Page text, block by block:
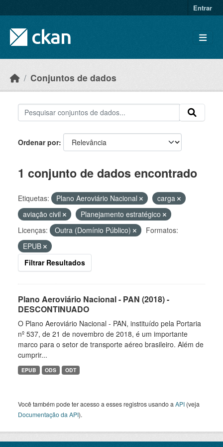
Entrar
Conjuntos de dados
Ordenar por
1 conjunto de dados encontrado
Etiquetas: Plano Aeroviário Nacional
carga
aviação civil
Planejamento estratégico
Licenças:
Outra (Domínio Público)
Formatos:
EPUB
Filtrar Resultados
Plano Aeroviário Nacional - PAN (2018) -
DESCONTINUADO
O Plano Aeroviário Nacional - PAN, instituído pela Portaria
nº 537, de 21 de novembro de 2018, é um importante
marco para o setor de transporte aéreo brasileiro. Além de
cumprir...
EPUB ODS ODT
Você também pode ter acesso a esses registros usando a API (veja
Documentação da API).